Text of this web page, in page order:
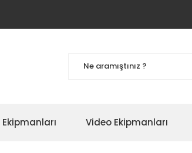
Video Ekipmanları